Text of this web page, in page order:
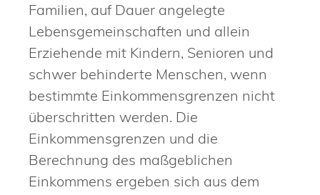
Familien, auf Dauer angelegte
Lebensgemeinschaften und allein
Erziehende mit Kindern, Senioren und
schwer behinderte Menschen, wenn
bestimmte Einkommensgrenzen nicht
überschritten werden. Die
Einkommensgrenzen und die
Berechnung des maßgeblichen
Einkommens ergeben sich aus dem